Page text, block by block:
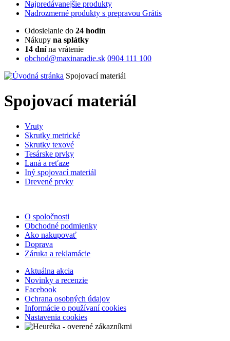
Najpredávanejšie produkty
Nadrozmerné produkty s prepravou Grátis
Odosielanie do 24 hodín
Nákupy na splátky
14 dnína vrátenie
obchod@maxinaradie.sk 0904 111 100
Spojovací materiál
Spojovací materiál
Vruty
Skrutky metrické
Skrutky texové
Tesárske prvky
Laná a reťaze
Iný spojovací materiál
Drevené prvky
O spoločnosti
Obchodné podmienky
Ako nakupovať
Doprava
Záruka a reklamácie
Aktuálna akcia
Novinky a recenzie
Facebook
Ochrana osobných údajov
Informácie o používaní cookies
Nastavenia cookies